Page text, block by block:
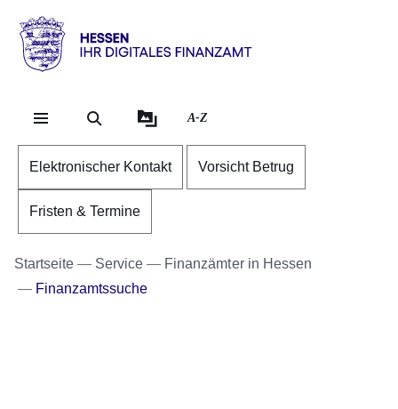
Direkt zum Kopf der
Direkt zum Inhalt
Direkt zum Fuß der
Hessen
Ihr
Finanzamt
A-Z
Elektronischer Kontakt Vorsicht Betrug
Fristen & Termine
Startseite Service
Finanzämter in Hessen
Finanzamtssuche